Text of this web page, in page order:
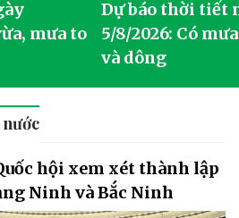
mưa to
Dự báo thời tiết
5/8/2026: Có
và dông
hội xem xét thành lập
Ninh và Bắc Ninh